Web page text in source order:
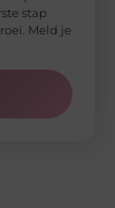
stap
Meld je